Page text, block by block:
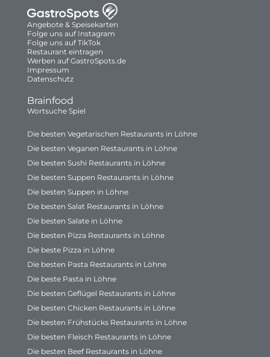
Angebote & Speisekarten
Folge uns auf Instagram
Folge uns auf TikTok
Restaurant eintragen
Werben auf GastroSpots.de
Impressum
Datenschutz
Brainfood
Wortsuche Spiel
Die besten Vegetarischen Restaurants in Löhne
Die besten Veganen Restaurants in Löhne
Die besten Sushi Restaurants in Löhne
Die besten Suppen Restaurants in Löhne
Die besten Suppen in Löhne
Die besten Salat Restaurants in Löhne
Die besten Salate in Löhne
Die besten Pizza Restaurants in Löhne
Die beste Pizza in Löhne
Die besten Pasta Restaurants in Löhne
Die beste Pasta in Löhne
Die besten Geflügel Restaurants in Löhne
Die besten Chicken Restaurants in Löhne
Die besten Frühstücks Restaurants in Löhne
Die besten Fleisch Restaurants in Löhne
Die besten Beef Restaurants in Löhne